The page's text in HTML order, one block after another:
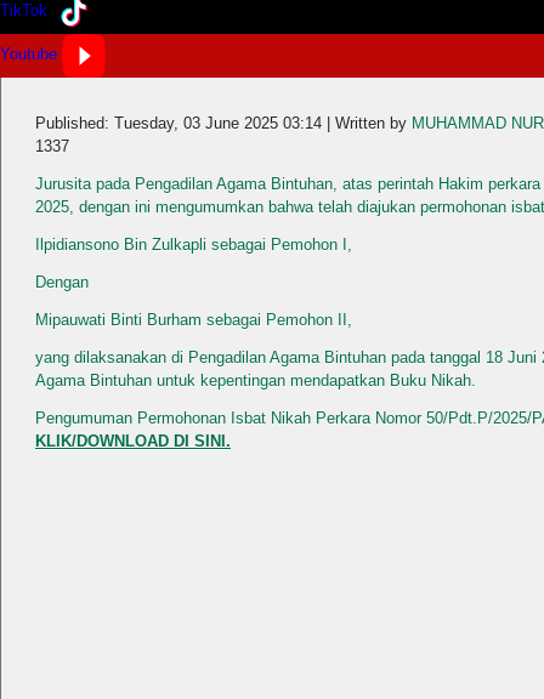
TikTok
Youtube
Pengumuman Permohonan Isbat Nikah Perkara
50/Pdt.P/2025/PA.Bhn
Published: Tuesday, 03 June 2025 03:14 Written by MUHAMMAD
1337
Jurusita pada Pengadilan Agama Bintuhan, atas perintah Hakim
2025, dengan ini mengumumkan bahwa telah diajukan permohonan
Ilpidiansono Bin Zulkapli sebagai Pemohon I,
Dengan
Mipauwati Binti Burham sebagai Pemohon II,
yang dilaksanakan di Pengadilan Agama Bintuhan pada tanggal 18
Agama Bintuhan untuk kepentingan mendapatkan Buku Nikah.
Pengumuman Permohonan Isbat Nikah Perkara Nomor 50/Pdt.P/
KLIK/DOWNLOAD DI SINI.